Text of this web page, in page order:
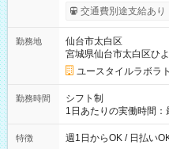
可・昇給可 【試用期間】試用期間あり 試用期間の長さ：3ヶ月
雇用形態、給与は本採
交通費別途支給あり
勤務地
仙台市太白区
宮城県仙台市太白区ひ
ユースタイルラボラ
勤務時間
シフト制
1日あたりの実働時間
制（週平均40時間以内
特徴 週1日からOK / 日払い